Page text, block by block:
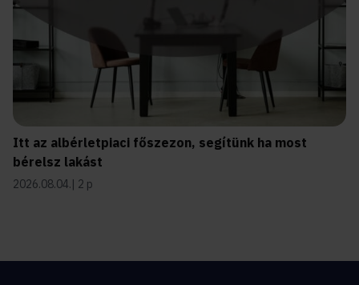
Itt az albérletpiaci főszezon, segítünk ha most
bérelsz lakást
2026.08.04. 2 p